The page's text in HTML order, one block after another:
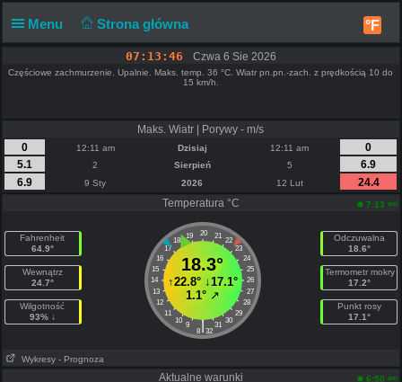
Menu Strona główna °F
07:13:46 Czwa 6 Sie 2026
Częściowe zachmurzenie. Upalnie. Maks. temp. 36 °C. Wiatr pn.pn.-zach. z prędkością 10 do
15 km/h.
Maks. Wiatr | Porywy - m/s
0
12:11 am Dzisiaj 12:11 am
0
5.1
2 Sierpień 5
6.9
6.9
9 Sty 2026 12 Lut
24.4
Temperatura °C
7:13 am
Fahrenheit
64.9°
Wewnątrz
24.7°
Wilgotność
93% ↓
20
19 21
18
22
17
23
16
24
15
25
14
26
13
27
12
28
11
29
10
30
9 31
|
8 32
18.3°
↑22.8°↓17.1°
1.1°↗
Odczuwalna
18.6°
Termometr mokry
17.2°
Punkt rosy
17.1°
Wykresy - Prognoza
Aktualne warunki 6:50 am